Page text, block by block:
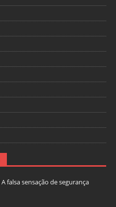
A falsa sensação de segurança